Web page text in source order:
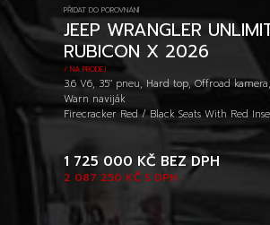
PŘIDAT DO POROVNÁNÍ
JEEP WRANGLER
RUBICON X 2026
/ NA PRODEJ
3.6 V6, 35" pneu, Hard top, Offroad
Warn naviják
Firecracker Red / Black Seats With Red
2 087 250 KČ S DPH
1 725 000 KČ BEZ DPH